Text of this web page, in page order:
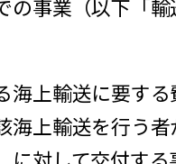
の事業（以下「
上輸送に要す
海上輸送を行う